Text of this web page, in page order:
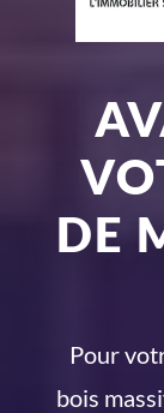
DE
Pour
bois